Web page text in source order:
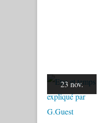
23 nov.